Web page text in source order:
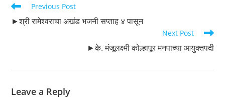
Read
more
articles
Previous Post
►श्री रामेश्वराचा अखंड भजनी सप्ताह ४ पासून
Next Post
►के. मंजूलक्ष्मी कोल्हापूर मनपाच्या आयुक्तपदी
Leave a Reply